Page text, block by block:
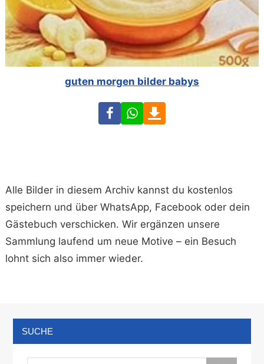
guten morgen bilder babys
FacebookWhatsApp
Alle Bilder in diesem Archiv kannst du kostenlos
speichern und über WhatsApp, Facebook oder dein
Gästebuch verschicken. Wir ergänzen unsere
Sammlung laufend um neue Motive – ein Besuch
lohnt sich also immer wieder.
SUCHE